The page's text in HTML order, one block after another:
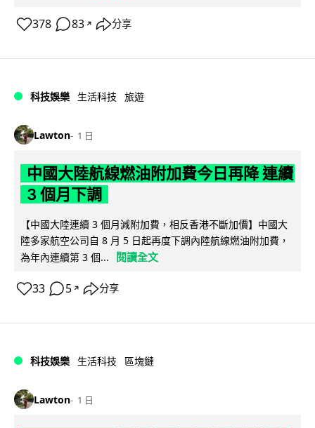
378 83 ↗ 分享
科技娛樂 生活科技 旅遊
Lawton 1 日
中國大陸航線燃油附加費今日再降 連續
3 個月下調
【中國大陸連續 3 個月減附加費，相反香港不斷加價】中國大
陸多家航空公司自 8 月 5 日起再度下調內陸航線燃油附加費，
為年內連續第 3 個...
閱讀全文
33 5 ↗ 分享
科技娛樂 生活科技 區塊鏈
Lawton 1 日